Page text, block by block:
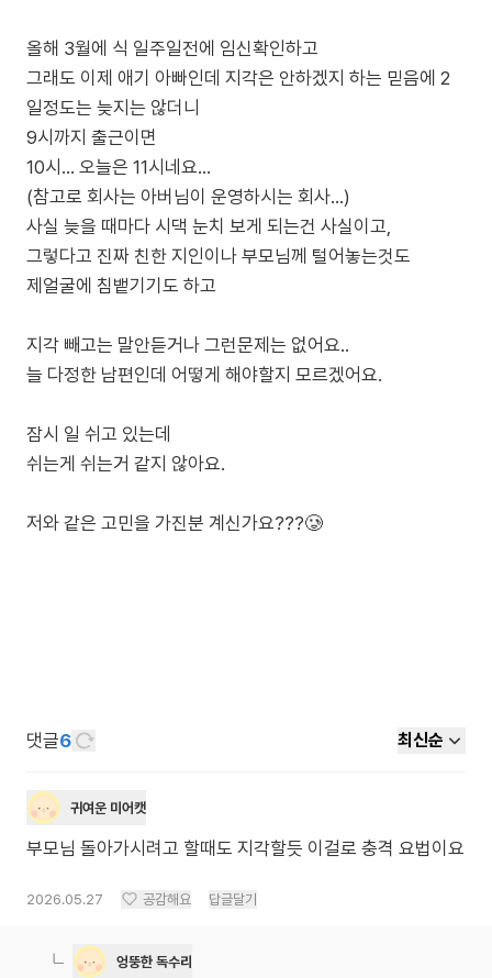
올해 3월에 식 일주일전에 임신확인하고
그래도 이제 애기 아빠인데 지각은 안하겠지 하는 믿음에 2
일정도는 늦지는 않더니
9시까지 출근이면
10시... 오늘은 11시네요...
(참고로 회사는 아버님이 운영하시는 회사...)
사실 늦을 때마다 시댁 눈치 보게 되는건 사실이고,
그렇다고 진짜 친한 지인이나 부모님께 털어놓는것도
제얼굴에 침뱉기기도 하고
지각 빼고는 말안듣거나 그런문제는 없어요..
늘 다정한 남편인데 어떻게 해야할지 모르겠어요.
잠시 일 쉬고 있는데
쉬는게 쉬는거 같지 않아요.
저와 같은 고민을 가진분 계신가요???🥲
댓글6 최신순
귀여운 미어캣
부모님 돌아가시려고 할때도 지각할듯 이걸로 충격 요법이요
2026.05.27 공감해요 답글달기
엉뚱한 독수리